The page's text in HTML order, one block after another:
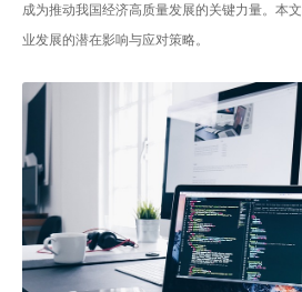
成为推动我国经济高质量发展的关键力量。本
业发展的潜在影响与应对策略。